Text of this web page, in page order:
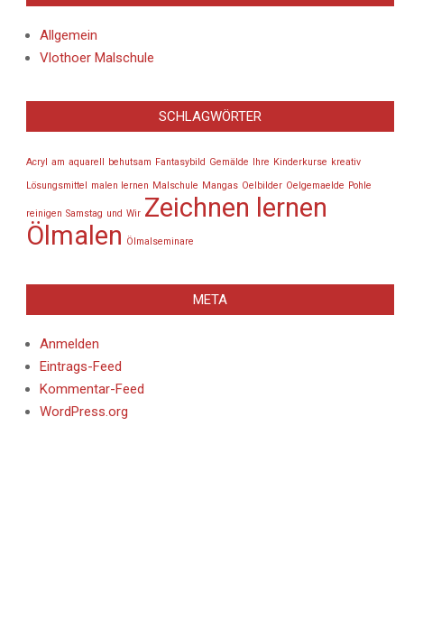
Allgemein
Vlothoer Malschule
SCHLAGWÖRTER
Acryl am aquarell behutsam Fantasybild Gemälde Ihre Kinderkurse kreativ
Lösungsmittel malen lernen Malschule Mangas Oelbilder Oelgemaelde Pohle
reinigen Samstag und Wir Zeichnen lernen
Ölmalen Ölmalseminare
META
Anmelden
Eintrags-Feed
Kommentar-Feed
WordPress.org